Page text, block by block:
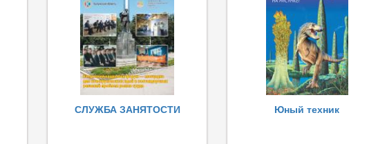
СЛУЖБА ЗАНЯТОСТИ Юный техник